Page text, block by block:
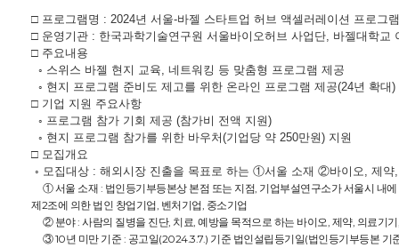
□ 프로그램명 : 2024년 서울-바젤 스타트업 허브 액셀러레이션 프로그램
□ 운영기관 : 한국과학기술연구원 서울바이오허브 사업단, 바젤대학교
□ 주요내용
◦ 스위스 바젤 현지 교육, 네트워킹 등 맞춤형 프로그램 제공
◦ 현지 프로그램 준비도 제고를 위한 온라인 프로그램 제공(24년 확대)
□ 기업 지원 주요사항
◦ 프로그램 참가 기회 제공 (참가비 전액 지원)
◦ 현지 프로그램 참가를 위한 바우처(기업당 약 250만원) 지원
□ 모집개요
◦ 모집대상 : 해외시장 진출을 목표로 하는 ①서울 소재 ②바이오, 제
① 서울 소재 : 법인등기부등본상 본점 또는 지점, 기업부설연구소가 서울시 내
제2조에 의한 법인 창업기업, 벤처기업, 중소기업
② 분야 : 사람의 질병을 진단, 치료, 예방을 목적으로 하는 바이오, 제약, 의료기
③ 10년 미만 기준 : 공고일(2024.3.7.) 기준 법인설립등기일(법인등기부등본 기